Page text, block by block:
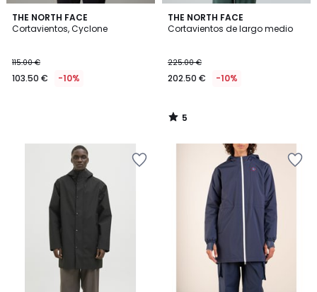
THE NORTH FACE
Cortavientos, Cyclone
115.00 €
103.50 € -10%
THE NORTH FACE
Cortavientos de largo medio
225.00 €
202.50 € -10%
5
/
5
/